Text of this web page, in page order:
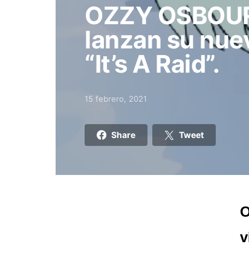
OZZY
lanzan su
“It’s A Raid”.
Posted on
15 febrero, 2021
Share Tweet